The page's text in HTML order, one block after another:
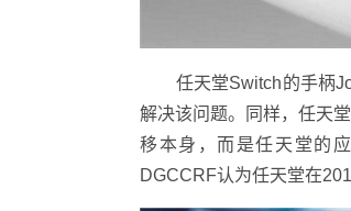
任天堂Switch的手柄
解决该问题。同样，任天
移本身，而是任天堂的
DGCCRF认为任天堂在